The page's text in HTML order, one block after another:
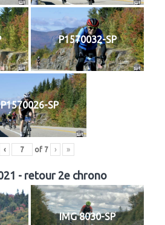
P1570032-SP
P1570026-SP
‹ of 7 › »
- retour 2e chrono
IMG 8030-SP